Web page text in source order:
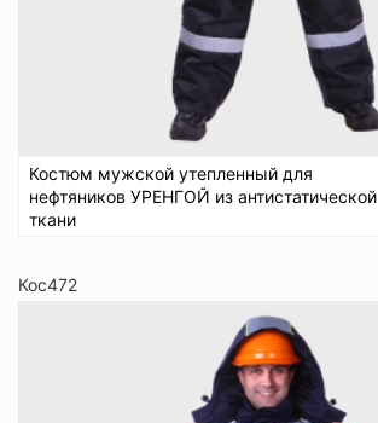
Костюм мужской утепленный для
нефтяников УРЕНГОЙ из антистатической
ткани
Кос472